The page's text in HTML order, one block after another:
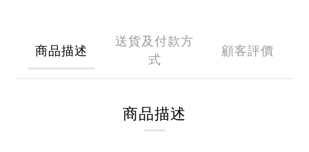
商品描述
送貨及付款方
式
顧客評價
商品描述